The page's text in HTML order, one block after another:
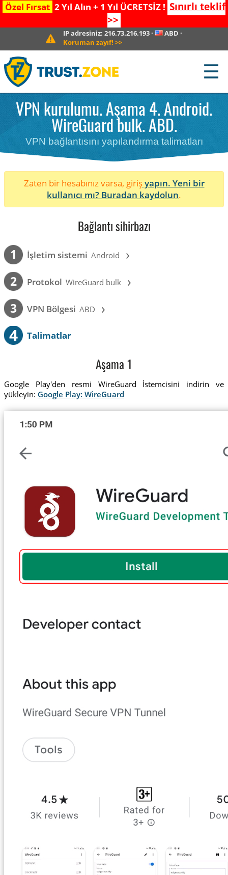
Özel Fırsat 2 Yıl Alın + 1 Yıl ÜCRETSİZ ! Sınırlı teklif
>>
IP adresiniz:216.73.216.193 · ABD ·
Koruman zayıf! >>
☰
VPN kurulumu. Aşama 4. Android.
WireGuard bulk. ABD.
VPN bağlantısını yapılandırma talimatları
Zaten bir hesabınız varsa, girişyapın. Yeni bir
kullanıcı mı? Buradan kaydolun.
Bağlantı sihirbazı
1 İşletim sistemi Android ›
2 Protokol WireGuard bulk ›
3 VPN Bölgesi ABD ›
4 Talimatlar
Aşama 1
Google Play'den resmi WireGuard İstemcisini indirin ve
yükleyin: Google Play: WireGuard